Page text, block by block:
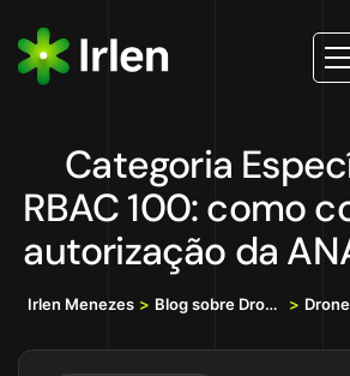
Categoria
RBAC 100: como
autorização da
Irlen Menezes > Blog sobre Drones, IA e Tecnologia da Informação >